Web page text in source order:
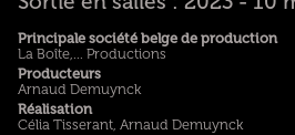
Principale société belge de production
La Boîte,... Productions
Producteurs
Arnaud Demuynck
Réalisation
Célia Tisserant, Arnaud Demuynck